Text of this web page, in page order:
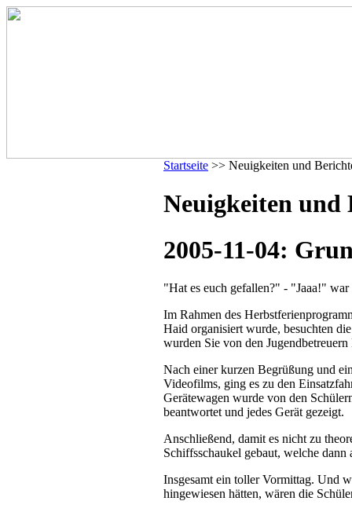
Startseite >> Neuigkeiten und
Neuigkeiten und
2005-11-04:
"Hat es euch gefallen?" - "Jaaa!"
Im Rahmen des
Haid organisiert wurde, besuchten
wurden Sie von den
Nach einer kurzen Begrüßung und
Videofilms, ging es zu den
Gerätewagen wurde von den
beantwortet und jedes Gerät gezeigt.
Anschließend, damit es nicht zu
Schiffsschaukel gebaut, welche
Insgesamt ein toller Vormittag. Und
hingewiesen hätten, wären die